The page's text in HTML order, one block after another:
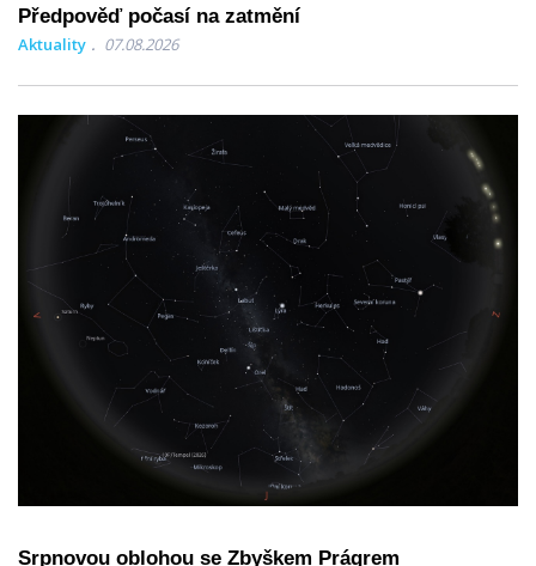
Předpověď počasí na zatmění
Aktuality 07.08.2026
Srpnovou oblohou se Zbyškem Prágrem